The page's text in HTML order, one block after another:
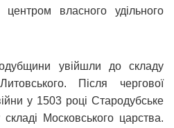
власного удільного
увійшли до складу
Після чергової
у 1503 році Стародубське
Московського царства.